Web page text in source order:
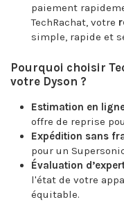
paiement
TechRachat, votre
simple, rapide et
Pourquoi choisir
votre Dyson ?
Estimation en
offre de reprise
Expédition sans
pour un
Évaluation
l'état de votre
équitable.